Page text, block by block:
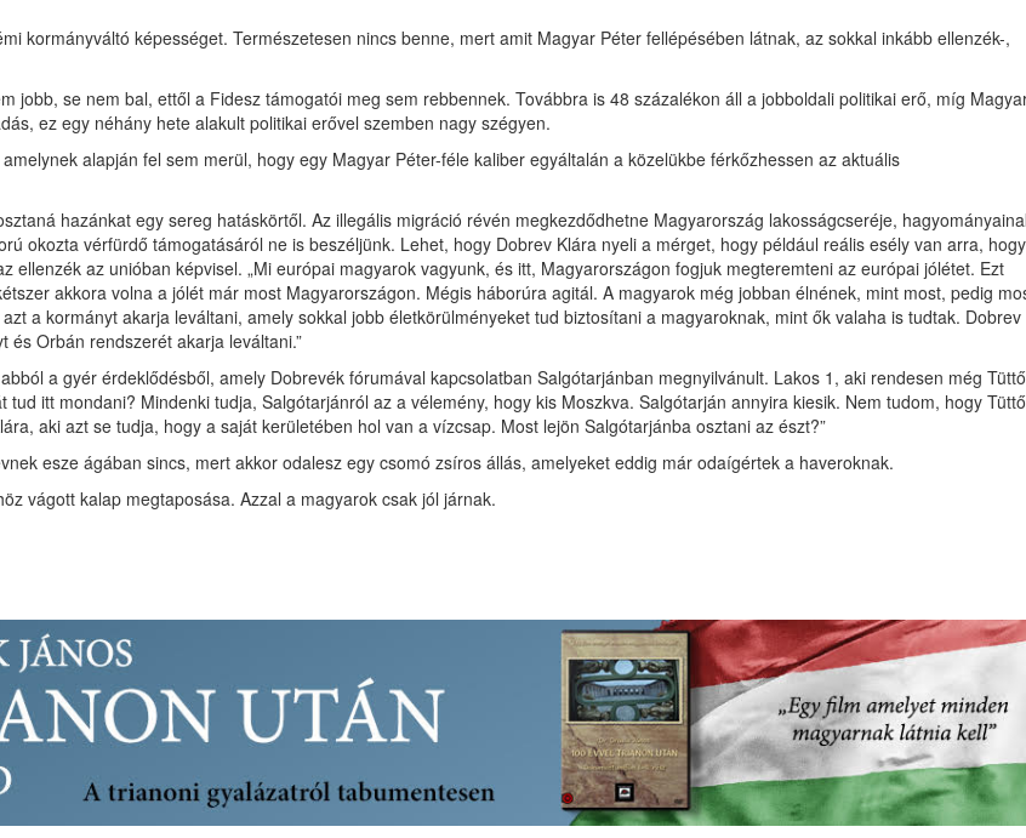
kormányváltó képességet. Természetesen nincs benne, mert amit Magyar Péter fellépésében látnak, az sokkal inkább ellenzék-,
jobb, se nem bal, ettől a Fidesz támogatói meg sem rebbennek. Továbbra is 48 százalékon áll a jobboldali politikai erő, míg
ez egy néhány hete alakult politikai erővel szemben nagy szégyen.
alapján fel sem merül, hogy egy Magyar Péter-féle kaliber egyáltalán a közelükbe férkőzhessen az aktuális
hazánkat egy sereg hatáskörtől. Az illegális migráció révén megkezdődhetne Magyarország lakosságcseréje,
okozta vérfürdő támogatásáról ne is beszéljünk. Lehet, hogy Dobrev Klára nyeli a mérget, hogy például reális esély van arra, hogy
az unióban képvisel. „Mi európai magyarok vagyunk, és itt, Magyarországon fogjuk megteremteni az európai jólétet. Ezt
akkora volna a jólét már most Magyarországon. Mégis háborúra agitál. A magyarok még jobban élnének, mint most, pedig
a kormányt akarja leváltani, amely sokkal jobb életkörülményeket tud biztosítani a magyaroknak, mint ők valaha is tudtak. Dobrev
és Orbán rendszerét akarja leváltani.”
a gyér érdeklődésből, amely Dobrevék fórumával kapcsolatban Salgótarjánban megnyilvánult. Lakos 1, aki rendesen még Tüttő
itt mondani? Mindenki tudja, Salgótarjánról az a vélemény, hogy kis Moszkva. Salgótarján annyira kiesik. Nem tudom, hogy Tüttő
aki azt se tudja, hogy a saját kerületében hol van a vízcsap. Most lejön Salgótarjánba osztani az észt?”
esze ágában sincs, mert akkor odalesz egy csomó zsíros állás, amelyeket eddig már odaígértek a haveroknak.
vágott kalap megtaposása. Azzal a magyarok csak jól járnak.